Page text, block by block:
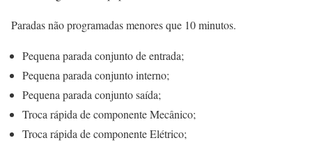
Paradas não programadas menores que 10 minutos.
Pequena parada conjunto de entrada;
Pequena parada conjunto interno;
Pequena parada conjunto saída;
Troca rápida de componente Mecânico;
Troca rápida de componente Elétrico;